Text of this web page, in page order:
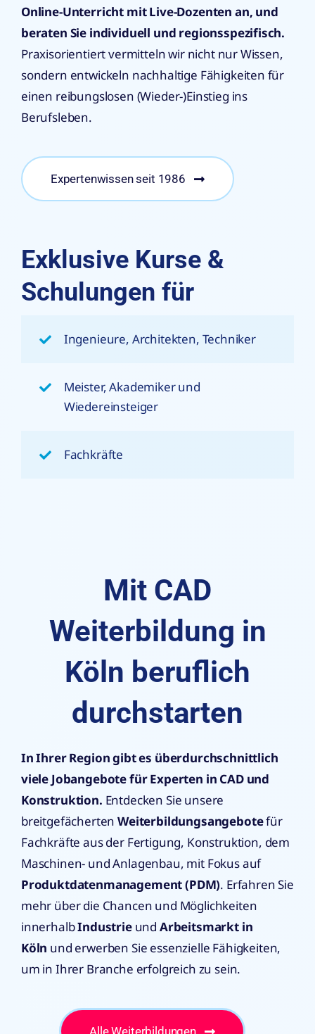
Online-Unterricht mit Live-Dozenten an, und
beraten Sie individuell und regionsspezifisch.
Praxisorientiert vermitteln wir nicht nur Wissen,
sondern entwickeln nachhaltige Fähigkeiten für
einen reibungslosen (Wieder-)Einstieg ins
Berufsleben.
Expertenwissen seit 1986
Exklusive Kurse &
Schulungen für
Ingenieure, Architekten, Techniker
Meister, Akademiker und
Wiedereinsteiger
Fachkräfte
Mit CAD
Weiterbildung in
Köln beruflich
durchstarten
In Ihrer Region gibt es überdurchschnittlich
viele Jobangebote für Experten in CAD und
Konstruktion. Entdecken Sie unsere
breitgefächerten Weiterbildungsangebotefür
Fachkräfte aus der Fertigung, Konstruktion, dem
Maschinen- und Anlagenbau, mit Fokus auf
Produktdatenmanagement (PDM). Erfahren Sie
mehr über die Chancen und Möglichkeiten
innerhalbIndustrieund Arbeitsmarkt in
Köln und erwerben Sie essenzielle Fähigkeiten,
um in Ihrer Branche erfolgreich zu sein.